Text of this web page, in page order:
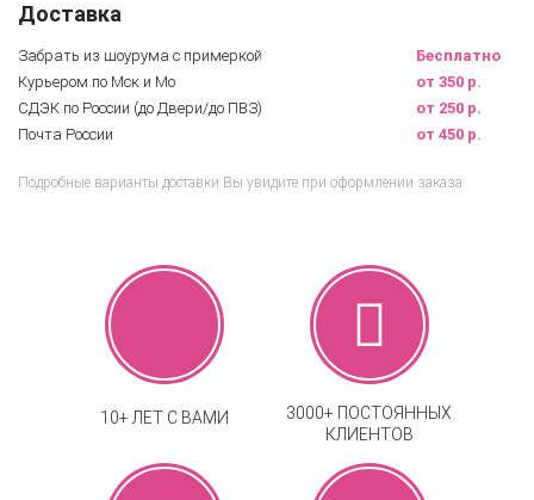
Доставка
Забрать из шоурума с примеркой
Бесплатно
Курьером по Мск и Мо
от 350 р.
СДЭК по России (до Двери/до ПВЗ)
от 250 р.
Почта России
от 450 р.
Подробные варианты доставки Вы увидите при оформлении заказа
10+ ЛЕТ С ВАМИ
3000+ ПОСТОЯННЫХ
КЛИЕНТОВ